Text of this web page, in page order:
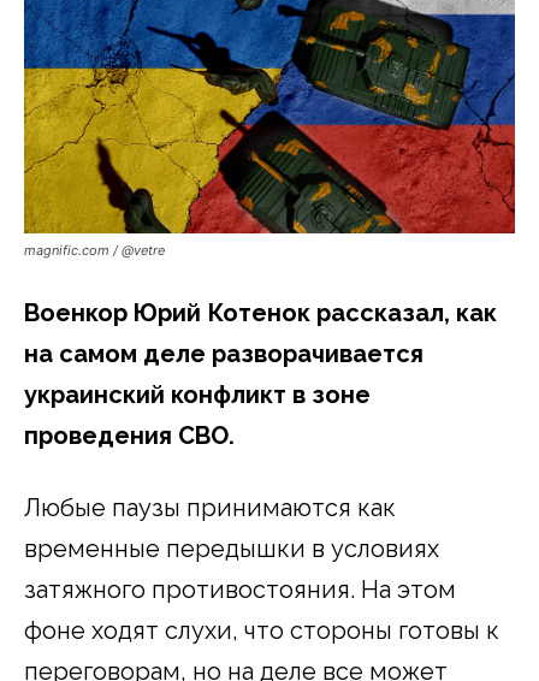
magnific.com / @vetre
Военкор Юрий Котенок рассказал, как
на самом деле разворачивается
украинский конфликт в зоне
проведения СВО.
Любые паузы принимаются как
временные передышки в условиях
затяжного противостояния. На этом
фоне ходят слухи, что стороны готовы к
переговорам, но на деле все может